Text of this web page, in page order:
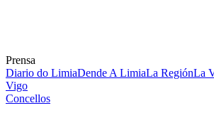
Prensa
Diario do LimiaDende A LimiaLa RegiónLa
Vigo
Concellos